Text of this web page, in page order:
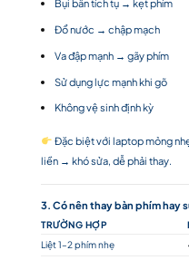
Bụi bẩn tích tụ → kẹt phím
Đổ nước → chập mạch
Va đập mạnh → gãy phím
Sử dụng lực mạnh khi gõ
Không vệ sinh định kỳ
Đặc biệt với laptop mỏng
liền → khó sửa, dễ phải thay.
3. Có nên thay bàn phím hay
TRƯỜNG HỢP
Liệt 1–2 phím nhẹ